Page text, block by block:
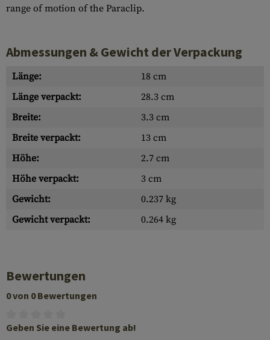
range of motion of the Paraclip.
Abmessungen & Gewicht der Verpackung
Länge:
18 cm
Länge verpackt:
28.3 cm
Breite:
3.3 cm
Breite verpackt:
13 cm
Höhe:
2.7 cm
Höhe verpackt:
3 cm
Gewicht:
0.237 kg
Gewicht verpackt:
0.264 kg
Bewertungen
0 von 0 Bewertungen
Geben Sie eine Bewertung ab!